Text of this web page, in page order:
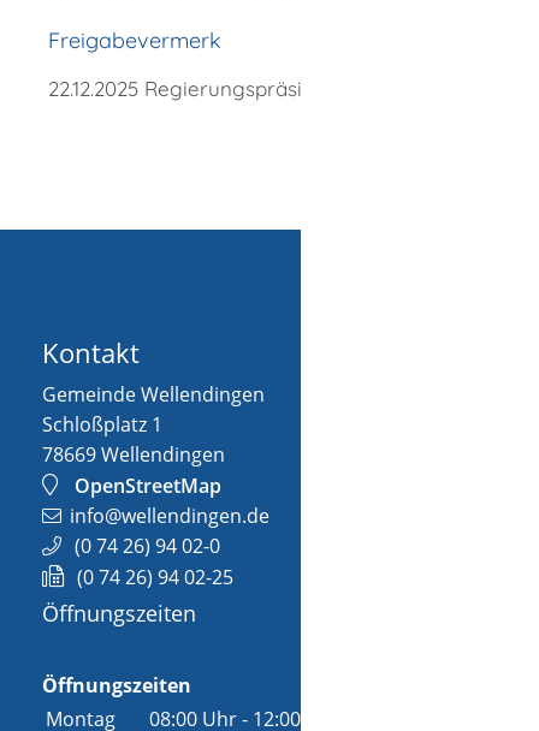
Kontakt
Gemeinde Wellendingen
Schloßplatz 1
78669Wellendingen
OpenStreetMap
info@wellendingen.de
(07426) 9402-0
(07426) 9402-25
Öffnungszeiten
Öffnungszeiten
Montag
08:00 Uhr- 12:00 Uhr
Freigabevermerk
22.12.2025 Regierungspräsidium Tübingen